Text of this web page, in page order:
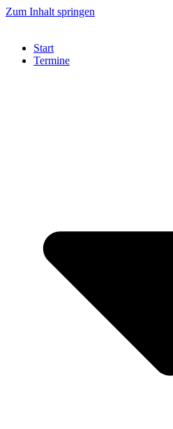
Zum Inhalt springen
Start
Termine